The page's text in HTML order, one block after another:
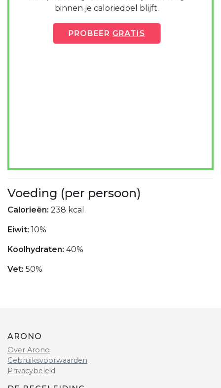
binnen je caloriedoel blijft.
PROBEER GRATIS
Voeding (per persoon)
Calorieën: 238 kcal.
Eiwit: 10%
Koolhydraten: 40%
Vet: 50%
ARONO
Over Arono
Gebruiksvoorwaarden
Privacybeleid